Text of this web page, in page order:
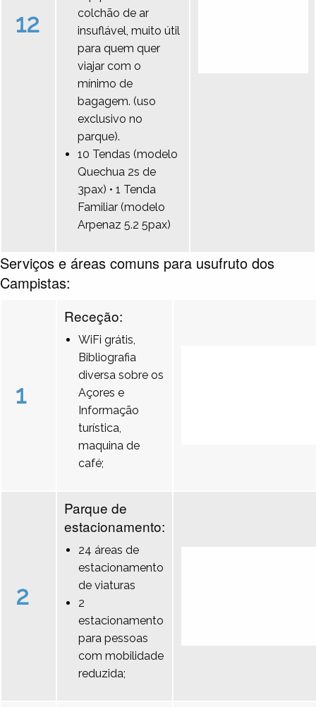
12
colchão de ar
insuflável, muito útil
para quem quer
viajar com o
mínimo de
bagagem. (uso
exclusivo no
parque).
10 Tendas (modelo
Quechua 2s de
3pax) • 1 Tenda
Familiar (modelo
Arpenaz 5.2 5pax)
Serviços e áreas comuns para usufruto dos
Campistas:
1
Receção:
WiFi grátis,
Bibliografia
diversa sobre os
Açores e
Informação
turística,
maquina de
café;
2
Parque de
estacionamento:
24 áreas de
estacionamento
de viaturas
2
estacionamento
para pessoas
com mobilidade
reduzida;